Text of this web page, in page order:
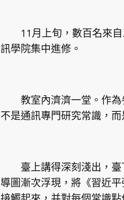
11月上旬，數百名來自
訊學院集中進修。
教室內濟濟一堂。作為
不是通訊專門研究常識，
臺上講得深刻淺出，臺
導圖漸次浮現，將《習近平